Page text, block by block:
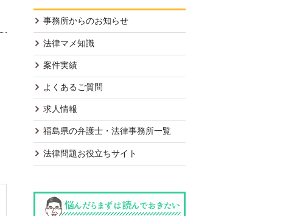
事務所からのお知らせ
法律マメ知識
案件実績
よくあるご質問
求人情報
福島県の弁護士・法律事務所一覧
法律問題お役立ちサイト